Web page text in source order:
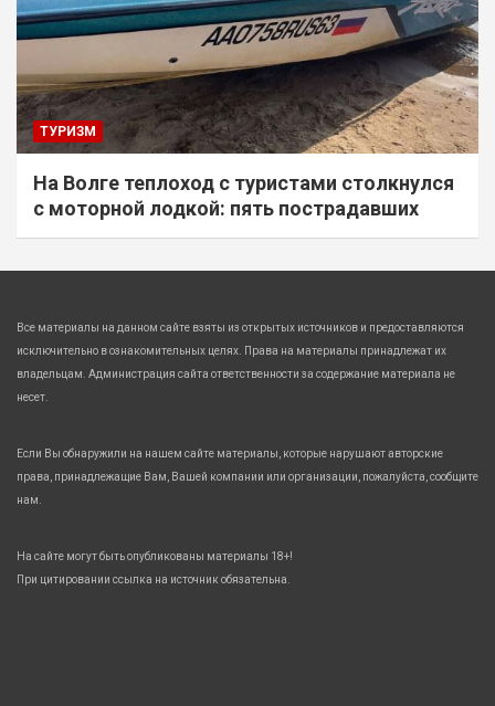
ТУРИЗМ
На Волге теплоход с туристами столкнулся
с моторной лодкой: пять пострадавших
Все материалы на данном сайте взяты из открытых источников и предоставляются
исключительно в ознакомительных целях. Права на материалы принадлежат их
владельцам. Администрация сайта ответственности за содержание материала не
несет.
Если Вы обнаружили на нашем сайте материалы, которые нарушают авторские
права, принадлежащие Вам, Вашей компании или организации, пожалуйста, сообщите
нам.
На сайте могут быть опубликованы материалы 18+!
При цитировании ссылка на источник обязательна.